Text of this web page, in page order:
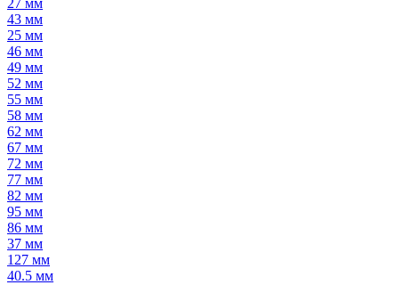
27 мм
43 мм
25 мм
46 мм
49 мм
52 мм
55 мм
58 мм
62 мм
67 мм
72 мм
77 мм
82 мм
95 мм
86 мм
37 мм
127 мм
40.5 мм